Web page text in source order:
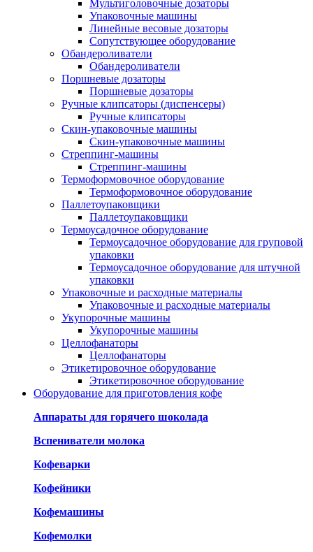
Мультиголовочные дозаторы
Упаковочные машины
Линейные весовые дозаторы
Сопутствующее оборудование
Обандероливатели
Обандероливатели
Поршневые дозаторы
Поршневые дозаторы
Ручные клипсаторы (диспенсеры)
Ручные клипсаторы
Скин-упаковочные машины
Скин-упаковочные машины
Стреппинг-машины
Стреппинг-машины
Термоформовочное оборудование
Термоформовочное оборудование
Паллетоупаковщики
Паллетоупаковщики
Термоусадочное оборудование
Термоусадочное оборудование для груповой
упаковки
Термоусадочное оборудование для штучной
упаковки
Упаковочные и расходные материалы
Упаковочные и расходные материалы
Укупорочные машины
Укупорочные машины
Целлофанаторы
Целлофанаторы
Этикетировочное оборудование
Этикетировочное оборудование
Оборудование для приготовления кофе
Аппараты для горячего шоколада
Вспениватели молока
Кофеварки
Кофейники
Кофемашины
Кофемолки